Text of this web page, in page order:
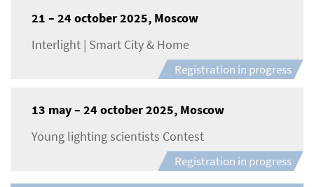
21 – 24 october 2025, Moscow
Interlight | Smart City & Home
Registration in progress
13 may – 24 october 2025, Moscow
Young lighting scientists Contest
Registration in progress